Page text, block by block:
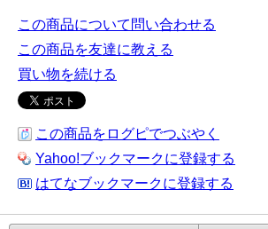
この商品について問い合わせる
この商品を友達に教える
買い物を続ける
この商品をログピでつぶやく
Yahoo!ブックマークに登録する
はてなブックマークに登録する